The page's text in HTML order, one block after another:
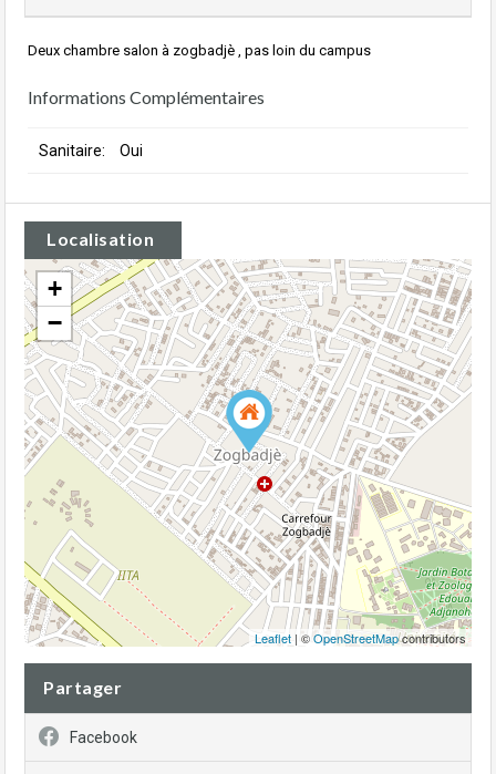
Deux chambre salon à zogbadjè , pas loin du campus
Informations Complémentaires
Sanitaire: Oui
Localisation
+
−
Leaflet | ©OpenStreetMapcontributors
Partager
Facebook